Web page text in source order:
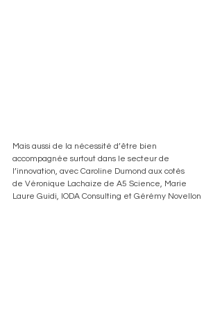
Mais aussi de la nécessité d’être bien
accompagnée surtout dans le secteur de
l’innovation, avec Caroline Dumond aux cotés
de Véronique Lachaize de A5 Science, Marie
Laure Guidi, IODA Consulting et Gérémy Novellon